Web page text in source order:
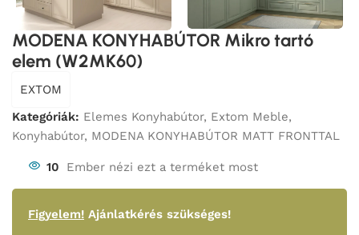
MODENA KONYHABÚTOR Mikro tartó
elem (W2MK60)
EXTOM
Kategóriák: Elemes Konyhabútor, Extom Meble,
Konyhabútor, MODENA KONYHABÚTOR MATT FRONTTAL
10 Ember nézi ezt a terméket most
Figyelem! Ajánlatkérés szükséges!